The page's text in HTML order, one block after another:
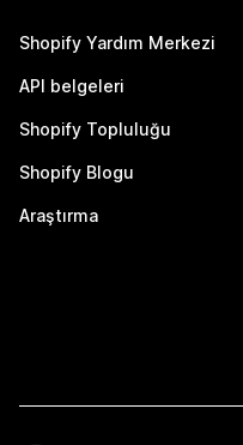
Shopify Yardım Merkezi
API belgeleri
Shopify Topluluğu
Shopify Blogu
Araştırma